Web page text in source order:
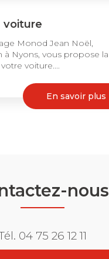
voiture
Monod Jean Noël,
à Nyons, vous propose la
voiture....
En savoir plus
nous
04 75 26 12 11